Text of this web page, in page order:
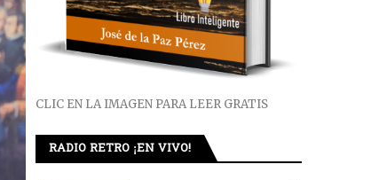
CLIC EN LA IMAGEN PARA LEER GRATIS
RADIO RETRO ¡EN VIVO!